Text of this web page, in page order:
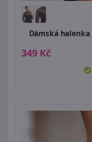
Dámská
349 Kč